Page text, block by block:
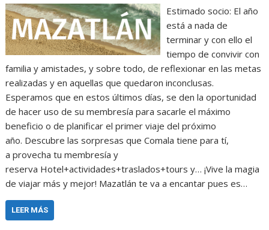
Estimado socio: El año
está a nada de
terminar y con ello el
tiempo de convivir con
familia y amistades, y sobre todo, de reflexionar en las metas
realizadas y en aquellas que quedaron inconclusas.
Esperamos que en estos últimos días, se den la oportunidad
de hacer uso de su membresía para sacarle el máximo
beneficio o de planificar el primer viaje del próximo
año. Descubre las sorpresas que Comala tiene para tí,
a provecha tu membresía y
reserva Hotel+actividades+traslados+tours y… ¡Vive la magia
de viajar más y mejor! Mazatlán te va a encantar pues es…
LEER MÁS